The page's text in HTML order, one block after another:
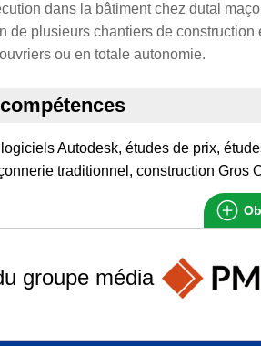
dans la bâtiment chez dutal
de plusieurs chantiers de
ou en totale autonomie.
Autodesk, études de prix,
traditionnel, construction Gros
groupe média